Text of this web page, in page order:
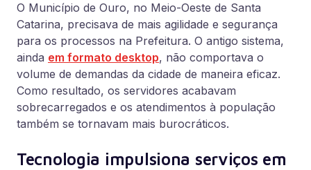
O Município de Ouro, no Meio-Oeste de Santa
Catarina, precisava de mais agilidade e segurança
para os processos na Prefeitura. O antigo sistema,
ainda em formato desktop, não comportava o
volume de demandas da cidade de maneira eficaz.
Como resultado, os servidores acabavam
sobrecarregados e os atendimentos à população
também se tornavam mais burocráticos.
Tecnologia impulsiona serviços em